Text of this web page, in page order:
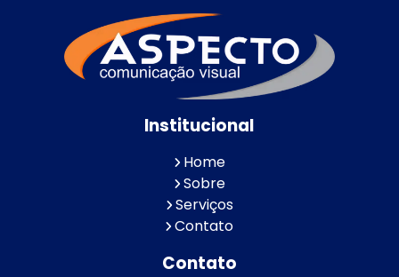
Institucional
Home
Sobre
Serviços
Contato
Contato